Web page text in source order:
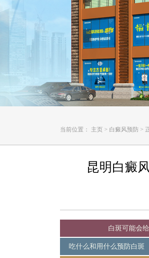
当前位置： 主页 > 白癜风预防 >
昆明白癜
白斑可能会
吃什么和用什么预防白斑